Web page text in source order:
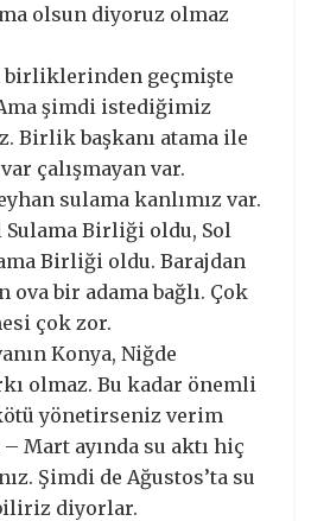
olsun diyoruz olmaz
birliklerinden geçmişte
şimdi istediğimiz
Birlik başkanı atama ile
çalışmayan var.
sulama kanlımız var.
Sulama Birliği oldu, Sol
Birliği oldu. Barajdan
ova bir adama bağlı. Çok
çok zor.
Konya, Niğde
olmaz. Bu kadar önemli
yönetirseniz verim
– Mart ayında su aktı hiç
Şimdi de Ağustos’ta su
diyorlar.